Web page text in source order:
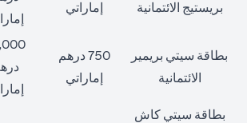
بريستيج الائتمانية
إماراتي
بطاقة سيتي بريمير
الائتمانية
750 درهم
إماراتي
بطاقة سيتي كاش